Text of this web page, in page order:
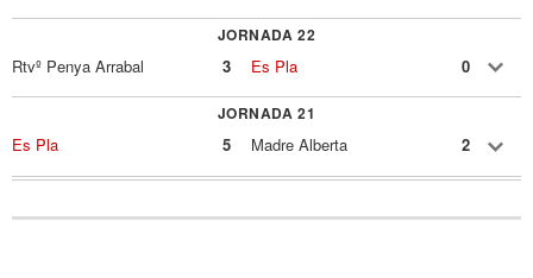
JORNADA 22
Rtvº Penya Arrabal 3 Es Pla 0
JORNADA 21
Es Pla 5 Madre Alberta 2